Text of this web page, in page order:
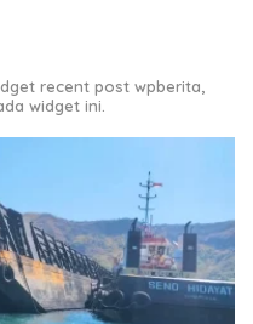
recent post wpberita,
widget ini.